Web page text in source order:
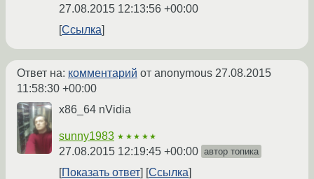
27.08.2015 12:13:56 +00:00
Ссылка
Ответ на: комментарий от anonymous 27.08.2015
11:58:30 +00:00
x86_64 nVidia
sunny1983 ★★★★★
27.08.2015 12:19:45 +00:00 автор топика
Показать ответ Ссылка